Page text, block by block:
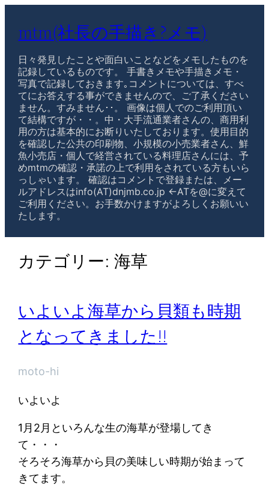
mtm(社長の手描き?メモ)
日々発見したことや面白いことなどをメモしたものを
記録しているものです。 手書きメモや手描きメモ・
写真で記録しておきます｡コメントについては、すべ
てにお答えする事ができませんので、ご了承ください
ません。すみません･･。 画像は個人でのご利用頂い
て結構ですが・・。中・大手流通業者さんの、商用利
用の方は基本的にお断りいたしております。使用目的
を確認した公共の印刷物、小規模の小売業者さん、鮮
魚小売店・個人で経営されている料理店さんには、予
めmtmの確認・承諾の上で利用をされている方もいら
っしゃいます。 確認はコメントで登録または、メー
ルアドレスはinfo(AT)dnjmb.co.jp ←ATを@に変えて
ご利用ください。お手数かけますがよろしくお願いい
たします。
カテゴリー:海草
いよいよ海草から貝類も時期
となってきました!!
moto-hi
いよいよ
1月2月といろんな生の海草が登場してき
て・・・
そろそろ海草から貝の美味しい時期が始まって
きてます。